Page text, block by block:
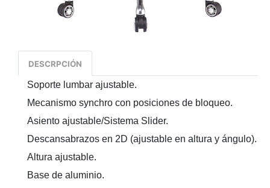
DESCRPCIÓN
Soporte lumbar ajustable.
Mecanismo synchro con posiciones de bloqueo.
Asiento ajustable/Sistema Slider.
Descansabrazos en 2D (ajustable en altura y ángulo).
Altura ajustable.
Base de aluminio.